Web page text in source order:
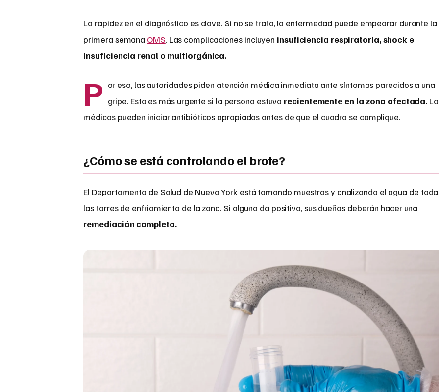
La rapidez en el diagnóstico es clave. Si no se trata, la enfermedad puede empeorar durante la
primera semana OMS. Las complicaciones incluyen insuficiencia respiratoria, shock e
insuficiencia renal o multiorgánica.
P or eso, las autoridades piden atención médica inmediata ante síntomas parecidos a una
gripe. Esto es más urgente si la persona estuvo recientemente en la zona afectada.
médicos pueden iniciar antibióticos apropiados antes de que el cuadro se complique.
¿Cómo se está controlando el brote?
El Departamento de Salud de Nueva York está tomando muestras y analizando el agua de
las torres de enfriamiento de la zona. Si alguna da positivo, sus dueños deberán hacer una
remediación completa.